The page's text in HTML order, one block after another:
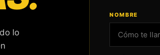
lo
NOMBRE